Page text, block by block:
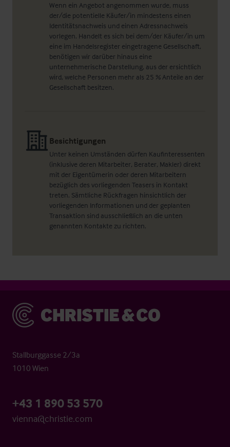
Wenn ein Angebot angenommen wurde, muss
der/die potentielle Käufer/in mindestens einen
Identitätsnachweis und einen Adressnachweis
vorlegen. Handelt es sich bei dem/der Käufer/in um
eine im Handelsregister eingetragene Gesellschaft,
benötigen wir darüber hinaus eine
unternehmerische Darstellung, aus der ersichtlich
wird, welche Personen mehr als 25 % Anteile an der
Gesellschaft besitzen.
Besichtigungen
Unter keinen Umständen dürfen Kaufinteressenten
(inklusive deren Mitarbeiter, Berater, Makler) direkt
mit der Eigentümerin oder deren Mitarbeitern
bezüglich des vorliegenden Teasers in Kontakt
treten. Sämtliche Rückfragen hinsichtlich der
vorliegenden Informationen und der geplanten
Transaktion sind ausschließlich an die unten
genannten Kontakte zu richten.
Christie & Co
Stallburggasse 2/3a
1010 Wien
+43 1 890 53 570
vienna@christie.com